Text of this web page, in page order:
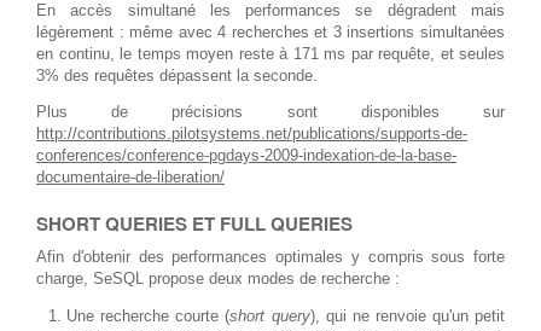
En accès simultané les performances se dégradent mais
légèrement : même avec 4 recherches et 3 insertions simultanées
en continu, le temps moyen reste à 171 ms par requête, et seules
3% des requêtes dépassent la seconde.
Plus de précisions sont disponibles sur
http://contributions.pilotsystems.net/publications/supports-de-
conferences/conference-pgdays-2009-indexation-de-la-base-
documentaire-de-liberation/
SHORT QUERIES ET FULL QUERIES
Afin d'obtenir des performances optimales y compris sous forte
charge, SeSQL propose deux modes de recherche :
Une recherche courte (short query), qui ne renvoie qu'un petit